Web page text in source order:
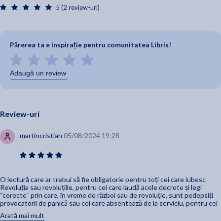
5 (2 review-uri)
Părerea ta e inspirație pentru comunitatea Libris!
Adaugă un review
Review-uri
martincristian 05/08/2024 19:28
O lectură care ar trebui să fie obligatorie pentru toți cei care iubesc
Revoluția sau revoluțiile, pentru cei care laudă acele decrete și legi
“corecte“ prin care, în vreme de război sau de revoluție, sunt pedepsiți
provocatorii de panică sau cei care absentează de la serviciu, pentru cei
care cred că astfel de legi nu-i vor afecta pe ei dacă sunt oameni corecți
și onești, pentru cei care cred că denunțurile la NKVD sunt acte de
Arată mai mult